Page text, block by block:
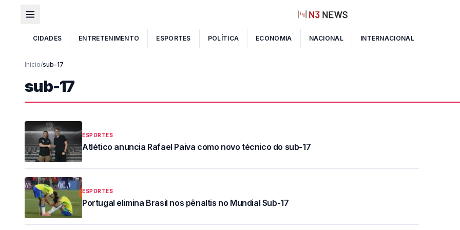
CIDADES ENTRETENIMENTO ESPORTES POLÍTICA ECONOMIA NACIONAL INTERNACIONAL
Início/sub-17
sub-17
ESPORTES
Atlético anuncia Rafael Paiva como novo técnico do sub-17
ESPORTES
Portugal elimina Brasil nos pênaltis no Mundial Sub-17